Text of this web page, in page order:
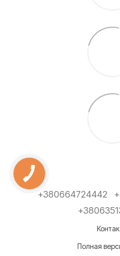
+380664724442
Полная